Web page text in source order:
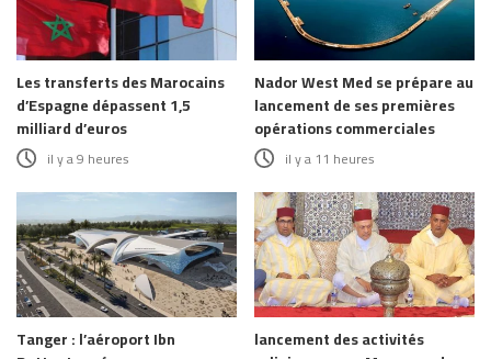
Les transferts des Marocains
d’Espagne dépassent 1,5
milliard d’euros
il y a 9 heures
Nador West Med se prépare au
lancement de ses premières
opérations commerciales
il y a 11 heures
Tanger : l’aéroport Ibn
lancement des activités